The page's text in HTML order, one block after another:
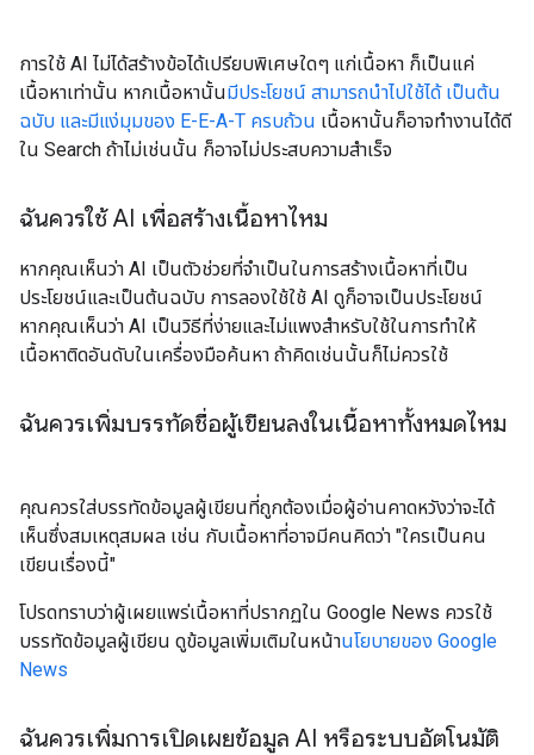
การใช้ AI ไม่ได้สร้างข้อได้เปรียบพิเศษใดๆ แก่เนื้อหา ก็เป็นแค่
เนื้อหาเท่านั้น หากเนื้อหานั้นมีประโยชน์ สามารถนำไปใช้ได้ เป็นต้น
ฉบับ และมีแง่มุมของ E-E-A-T ครบถ้วน เนื้อหานั้นก็อาจทำงานได้ดี
ใน Search ถ้าไม่เช่นนั้น ก็อาจไม่ประสบความสำเร็จ
ฉันควรใช้ AI เพื่อสร้างเนื้อหาไหม
หากคุณเห็นว่า AI เป็นตัวช่วยที่จําเป็นในการสร้างเนื้อหาที่เป็น
ประโยชน์และเป็นต้นฉบับ การลองใช้ใช้ AI ดูก็อาจเป็นประโยชน์
หากคุณเห็นว่า AI เป็นวิธีที่ง่ายและไม่แพงสำหรับใช้ในการทำให้
เนื้อหาติดอันดับในเครื่องมือค้นหา ถ้าคิดเช่นนั้นก็ไม่ควรใช้
ฉันควรเพิ่มบรรทัดชื่อผู้เขียนลงในเนื้อหาทั้งหมดไหม
คุณควรใส่บรรทัดข้อมูลผู้เขียนที่ถูกต้องเมื่อผู้อ่านคาดหวังว่าจะได้
เห็นซึ่งสมเหตุสมผล เช่น กับเนื้อหาที่อาจมีคนคิดว่า "ใครเป็นคน
เขียนเรื่องนี้"
โปรดทราบว่าผู้เผยแพร่เนื้อหาที่ปรากฏใน Google News ควรใช้
บรรทัดข้อมูลผู้เขียน ดูข้อมูลเพิ่มเติมในหน้านโยบายของ Google
News
ฉันควรเพิ่มการเปิดเผยข้อมูล AI หรือระบบอัตโนมัติ